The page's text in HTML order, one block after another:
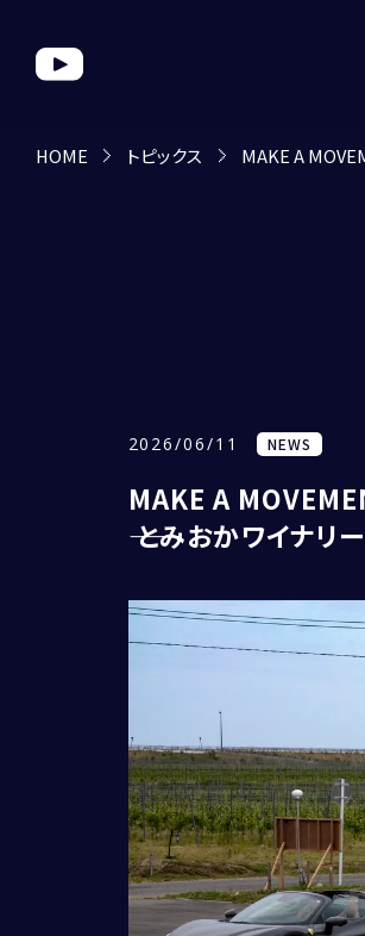
HOME トピックス MAKE A
2026/06/11 NEWS
MAKE A
―― とみおかワイナリ